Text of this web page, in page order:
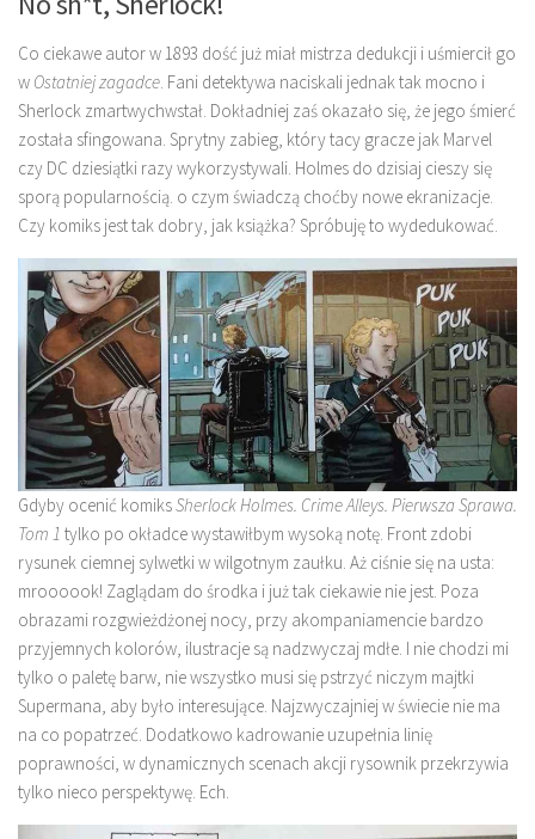
Co ciekawe autor w 1893 dość już miał mistrza dedukcji i uśmiercił go
w Ostatniej zagadce. Fani detektywa naciskali jednak tak mocno i
Sherlock zmartwychwstał. Dokładniej zaś okazało się, że jego śmierć
została sfingowana. Sprytny zabieg, który tacy gracze jak Marvel
czy DC dziesiątki razy wykorzystywali. Holmes do dzisiaj cieszy się
sporą popularnością. o czym świadczą choćby nowe ekranizacje.
Czy komiks jest tak dobry, jak książka? Spróbuję to wydedukować.
Gdyby ocenić komiksSherlock Holmes. Crime Alleys. Pierwsza Sprawa.
Tom 1 tylko po okładce wystawiłbym wysoką notę. Front zdobi
rysunek ciemnej sylwetki w wilgotnym zaułku. Aż ciśnie się na usta:
mroooook! Zaglądam do środka i już tak ciekawie nie jest. Poza
obrazami rozgwieżdżonej nocy, przy akompaniamencie bardzo
przyjemnych kolorów, ilustracje są nadzwyczaj mdłe. I nie chodzi mi
tylko o paletę barw, nie wszystko musi się pstrzyć niczym majtki
Supermana, aby było interesujące. Najzwyczajniej w świecie nie ma
na co popatrzeć. Dodatkowo kadrowanie uzupełnia linię
poprawności, w dynamicznych scenach akcji rysownik przekrzywia
tylko nieco perspektywę. Ech.